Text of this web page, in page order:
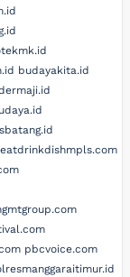
budayakita.id
eatdrinkdishmpls.com
pbcvoice.com